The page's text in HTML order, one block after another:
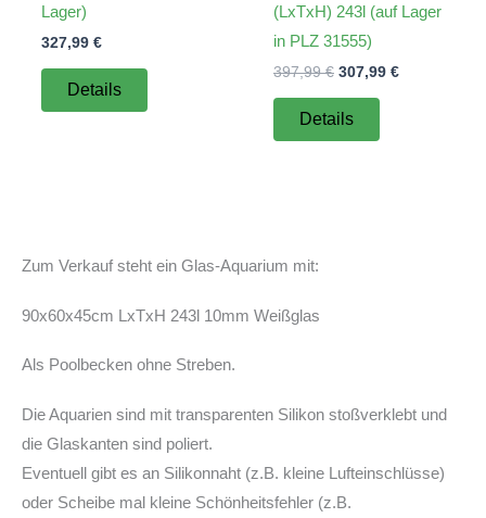
Lager)
327,99 €
Details
(LxTxH) 243l (auf Lager
in PLZ 31555)
397,99€ Ursprünglicher
war:
397,99 €
307,99 €Aktueller
Details
Zum Verkauf steht ein Glas-Aquarium mit:
90x60x45cm LxTxH 243l 10mm Weißglas
Als Poolbecken ohne Streben.
Die Aquarien sind mit transparenten Silikon stoßverklebt und
die Glaskanten sind poliert.
Eventuell gibt es an Silikonnaht (z.B. kleine Lufteinschlüsse)
oder Scheibe mal kleine Schönheitsfehler (z.B.